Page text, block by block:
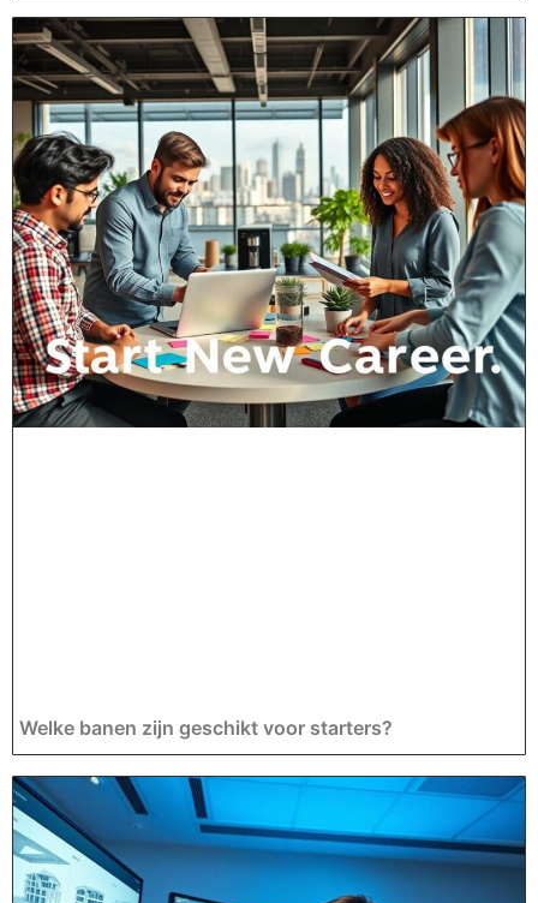
Welke banen zijn geschikt voor starters?